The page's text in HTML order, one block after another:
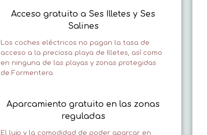
Acceso gratuito a Ses Illetes y Ses
Salines
Los coches eléctricos no pagan la tasa de
acceso a la preciosa playa de Illetes, así como
en ninguna de las playas y zonas protegidas
de Formentera.
Aparcamiento gratuito en las zonas
reguladas
El lujo y la comodidad de poder aparcar en